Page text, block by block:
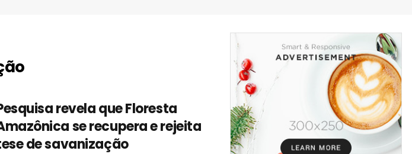
revela que Floresta
se recupera e rejeita
de savanização